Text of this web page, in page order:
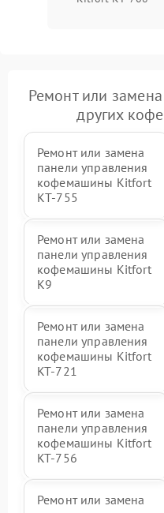
Ремонт или
других
Ремонт или замена
панели управления
кофемашины Kitfort
КТ-755
Ремонт или замена
панели управления
кофемашины Kitfort
K9
Ремонт или замена
панели управления
кофемашины Kitfort
KT-721
Ремонт или замена
панели управления
кофемашины Kitfort
KT-756
Ремонт или замена